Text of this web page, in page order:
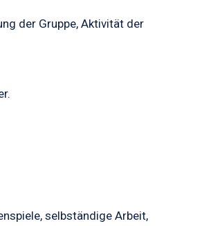
der Gruppe, Aktivität der
selbständige Arbeit,